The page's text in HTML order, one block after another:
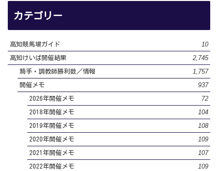
カテゴリー
高知競馬場ガイド 10
高知けいば開催結果 2,745
騎手・調教師勝利数／情報 1,757
開催メモ 937
2026年開催メモ 72
2018年開催メモ 104
2019年開催メモ 108
2020年開催メモ 109
2021年開催メモ 107
2022年開催メモ 109